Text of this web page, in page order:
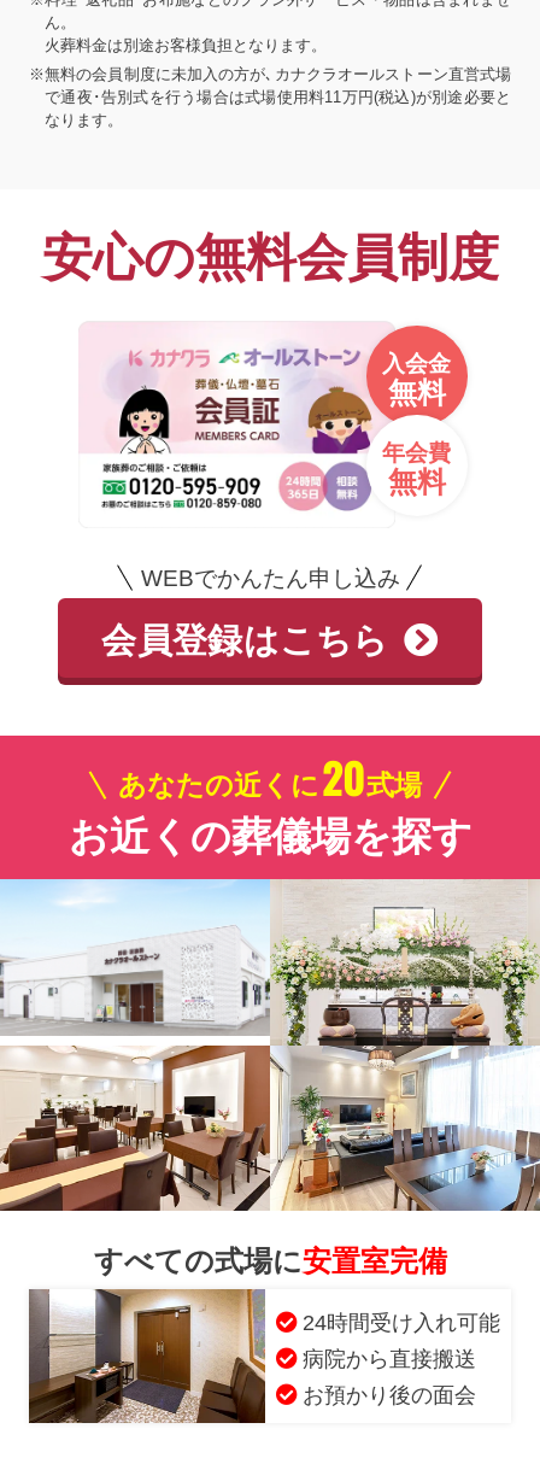
ん。
火葬料金は別途お客様負担となります。
※無料の会員制度に未加入の方が､カナクラオールストーン直営式場
で通夜･告別式を行う場合は式場使用料11万円(税込)が別途必要と
なります。
安心の無料会員制度
入会金
無料
年会費
無料
WEBでかんたん申し込み
会員登録はこちら
あなたの近くに20式場
お近くの葬儀場を探す
すべての式場に安置室完備
24時間受け入れ可能
病院から直接搬送
お預かり後の面会